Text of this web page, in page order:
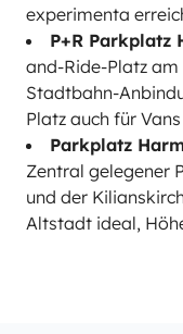
experimenta
P+R Parkplatz
and-Ride-Platz
Stadtbahn-
Platz auch für
Parkplatz
Zentral gelegener
und der
Altstadt ideal,